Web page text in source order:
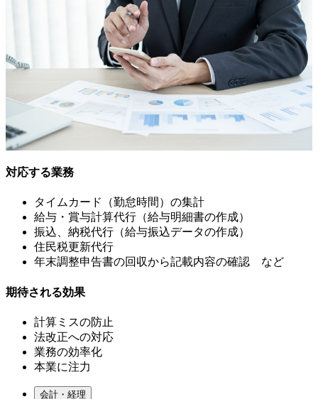
対応する業務
タイムカード（勤怠時間）の集計
給与・賞与計算代行（給与明細書の作成）
振込、納税代行（給与振込データの作成）
住民税更新代行
年末調整申告書の回収から記載内容の確認 など
期待される効果
計算ミスの防止
法改正への対応
業務の効率化
本業に注力
会計・経理